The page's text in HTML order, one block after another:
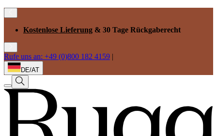
Kostenlose Lieferung & 30 Tage Rückgaberecht
Rufe uns an: +49 (0)800 182 4159 |
DE/AT